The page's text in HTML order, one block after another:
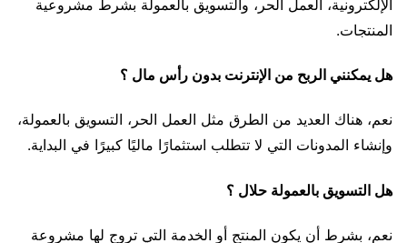
الإلكترونية، العمل الحر، والتسويق بالعمولة بشرط مشروعية
المنتجات.
هل يمكنني الربح من الإنترنت بدون رأس مال ؟
نعم، هناك العديد من الطرق مثل العمل الحر، التسويق بالعمولة،
وإنشاء المدونات التي لا تتطلب استثمارًا ماليًا كبيرًا في البداية.
هل التسويق بالعمولة حلال ؟
نعم، بشرط أن يكون المنتج أو الخدمة التي تروج لها مشروعة